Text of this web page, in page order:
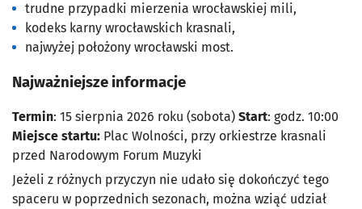
trudne przypadki mierzenia wrocławskiej mili,
kodeks karny wrocławskich krasnali,
najwyżej położony wrocławski most.
Najważniejsze informacje
Termin: 15 sierpnia 2026 roku (sobota) Start: godz. 10:00
Miejsce startu: Plac Wolności, przy orkiestrze krasnali
przed Narodowym Forum Muzyki
Jeżeli z różnych przyczyn nie udało się dokończyć tego
spaceru w poprzednich sezonach, można wziąć udział